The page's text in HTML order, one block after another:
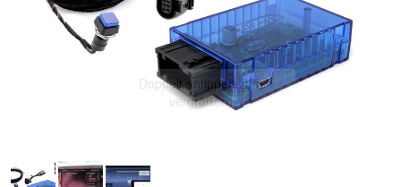
Doppelt antippen zum
vergrößern